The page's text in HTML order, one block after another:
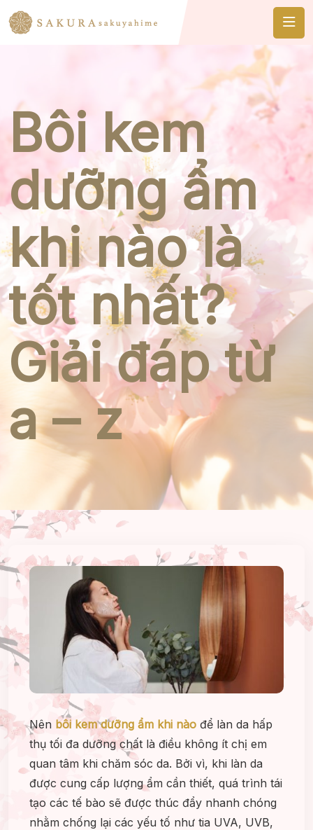
Bôi kem
dưỡng ẩm
khi nào là
tốt nhất?
Giải đáp từ
a – z
Nên bôi kem dưỡng ẩm khi nào để làn da hấp
thụ tối đa dưỡng chất là điều không ít chị em
quan tâm khi chăm sóc da. Bởi vì, khi làn da
được cung cấp lượng ẩm cần thiết, quá trình tái
tạo các tế bào sẽ được thúc đẩy nhanh chóng
nhằm chống lại các yếu tố như tia UVA, UVB,